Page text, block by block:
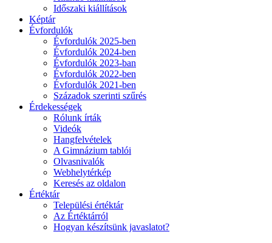
Időszaki kiállítások
Képtár
Évfordulók
Évfordulók 2025-ben
Évfordulók 2024-ben
Évfordulók 2023-ban
Évfordulók 2022-ben
Évfordulók 2021-ben
Századok szerinti szűrés
Érdekességek
Rólunk írták
Videók
Hangfelvételek
A Gimnázium tablói
Olvasnivalók
Webhelytérkép
Keresés az oldalon
Értéktár
Települési értéktár
Az Értéktárról
Hogyan készítsünk javaslatot?